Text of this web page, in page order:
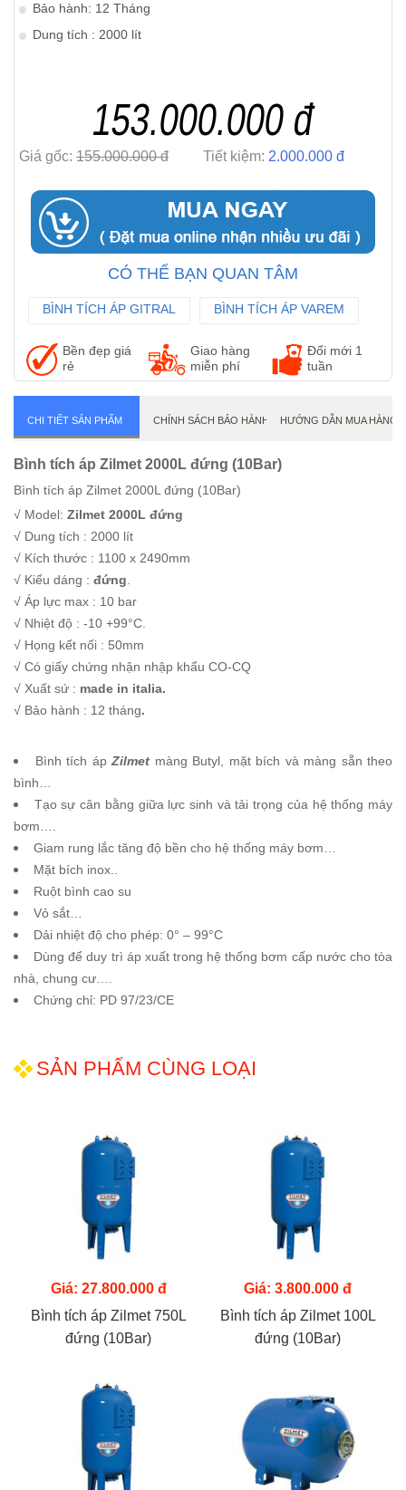
Bảo hành: 12 Tháng
Dung tích : 2000 lít
153.000.000 đ
Giá gốc: 155.000.000 đ Tiết kiệm: 2.000.000 đ
CÓ THỂ BẠN QUAN TÂM
BÌNH TÍCH ÁP GITRAL
BÌNH TÍCH ÁP VAREM
Bền đẹp giá
rẻ
Giao hàng
miễn phí
Đổi mới 1
tuần
CHI TIẾT SẢN PHẨM CHÍNH SÁCH BẢO HÀNH HƯỚNG DẪN MUA HÀNG
Bình tích áp Zilmet 2000L đứng (10Bar)
Bình tích áp Zilmet 2000L đứng (10Bar)
√ Model: Zilmet 2000L đứng
√ Dung tích : 2000 lít
√ Kích thước : 1100 x 2490mm
√ Kiểu dáng : đứng
√ Áp lực max : 10 bar
√ Nhiệt độ : -10 +99°C.
√ Họng kết nối : 50mm
√ Có giấy chứng nhận nhập khẩu CO-CQ
√ Xuất sứ : made in italia.
√ Bảo hành : 12 tháng.
Bình tích áp Zilmet màng Butyl, mặt bích và màng sẵn theo
bình…
Tạo sự cân bằng giữa lực sinh và tải trọng của hệ thống máy
bơm….
Giam rung lắc tăng độ bền cho hệ thống máy bơm…
Mặt bích inox..
Ruột bình cao su
Vỏ sắt…
Dải nhiệt độ cho phép: 0° – 99°C
Dùng để duy trì áp xuất trong hệ thống bơm cấp nước cho tòa
nhà, chung cư….
Chứng chỉ: PD 97/23/CE
SẢN PHẨM CÙNG LOẠI
Giá: 27.800.000 đ
Bình tích áp Zilmet 750L
đứng (10Bar)
Giá: 3.800.000 đ
Bình tích áp Zilmet 100L
đứng (10Bar)